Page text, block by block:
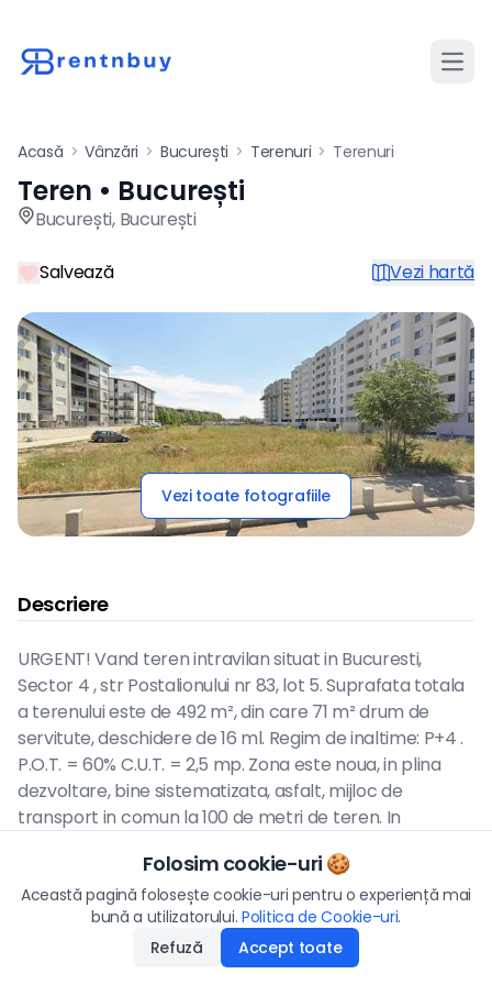
Acasă > Vânzări > București > Terenuri > Terenuri
Teren de vânzare în
Teren • București
București, București
Salvează Vezi hartă
Vezi toate fotografiile
Descriere
URGENT! Vand teren intravilan situat in Bucuresti,
Sector 4 , str Postalionului nr 83, lot 5. Suprafata totala
a terenului este de 492 m², din care 71 m² drum de
servitute, deschidere de 16 ml. Regim de inaltime: P+4 .
P.O.T. = 60% C.U.T. = 2,5 mp. Zona este noua, in plina
dezvoltare, bine sistematizata, asfalt, mijloc de
transport in comun la 100 de metri de teren. In
Carrefour, Grand Arena, Hornbach, Jumbo, Auchan,
Lidl, etc), scoli si gradinite. Canalizare, apa, gaz si curent
la str Postalionului, terenul este pretabil pentru
constructie casa sau bloc.
Preț
105.000€
01.07.2026
Aplică
Folosim cookie-uri 🍪
Această pagină folosește cookie-uri pentru o experiență mai
bună a utilizatorului. Politica de Cookie-uri.
Refuză
Accept toate